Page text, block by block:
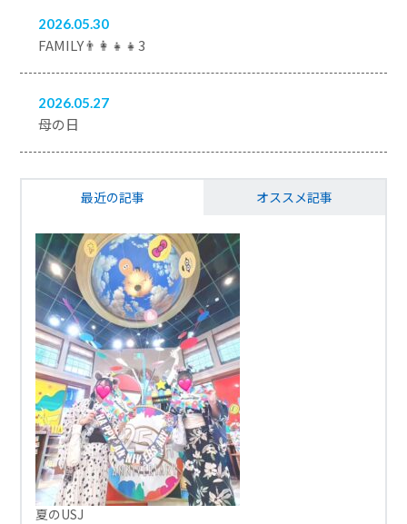
2026.05.30
FAMILY👨‍👩‍👧‍👧3
2026.05.27
母の日
最近の記事 オススメ記事
夏のUSJ